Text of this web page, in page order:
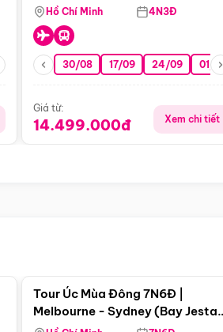
Hồ Chí Minh 4N3Đ
30/08 17/09 24/09 01/10
Giá từ:
14.499.000đ Xem chi tiết
Tour Úc Mùa Đông 7N6Đ |
Melbourne - Sydney (Bay Jestar
Airways)